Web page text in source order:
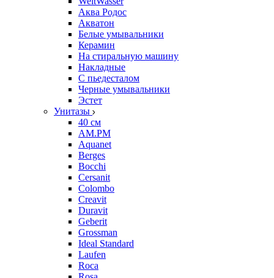
Аква Родос
Акватон
Белые умывальники
Керамин
На стиральную машину
Накладные
С пьедесталом
Черные умывальники
Эстет
Унитазы
40 см
AM.PM
Aquanet
Berges
Bocchi
Cersanit
Colombo
Creavit
Duravit
Geberit
Grossman
Ideal Standard
Laufen
Roca